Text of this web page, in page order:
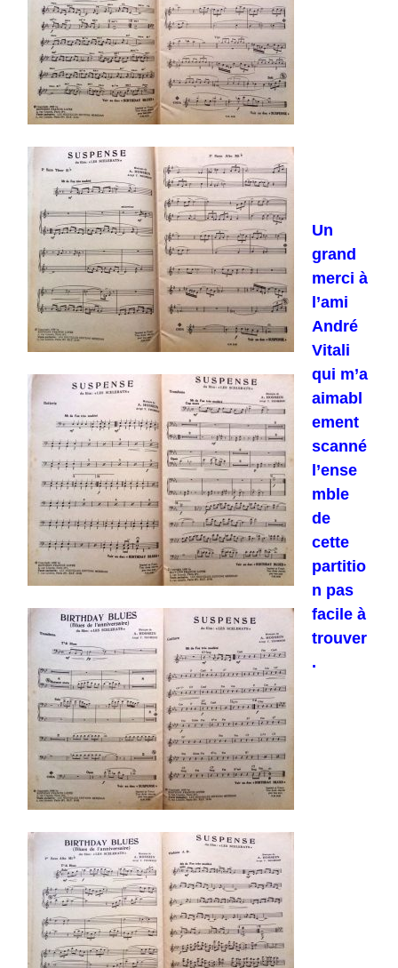
Un
grand
merci à
l’ami
André
Vitali
qui m’a
aimabl
ement
scanné
l’ense
mble
de
cette
partitio
n pas
facile à
trouver
.